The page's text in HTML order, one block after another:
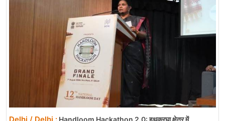
Handloom Hackathon 2.0: हथकरघा क्षेत्र में